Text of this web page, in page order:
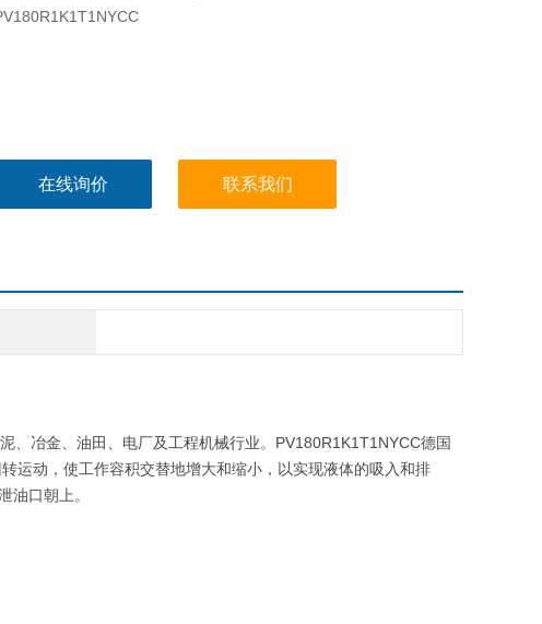
在线询价 联系我们
冶金、油田、电厂及工程机械行业。PV180R1K1T1NYCC德国
运动，使工作容积交替地增大和缩小，以实现液体的吸入和排
油口朝上。